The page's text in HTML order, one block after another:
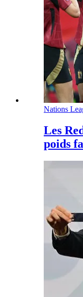
Nations
Les
poids